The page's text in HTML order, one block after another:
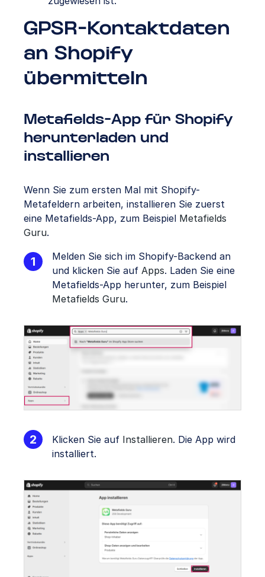
GPSR-Kontaktdaten
an Shopify
übermitteln
Metafields-App für Shopify
herunterladen und
installieren
Wenn Sie zum ersten Mal mit Shopify-
Metafeldern arbeiten, installieren Sie zuerst
eine Metafields-App, zum Beispiel Metafields
Guru.
Melden Sie sich im Shopify-Backend an
und klicken Sie auf Apps. Laden Sie eine
Metafields-App herunter, zum Beispiel
Metafields Guru.
Klicken Sie auf Installieren. Die App wird
installiert.